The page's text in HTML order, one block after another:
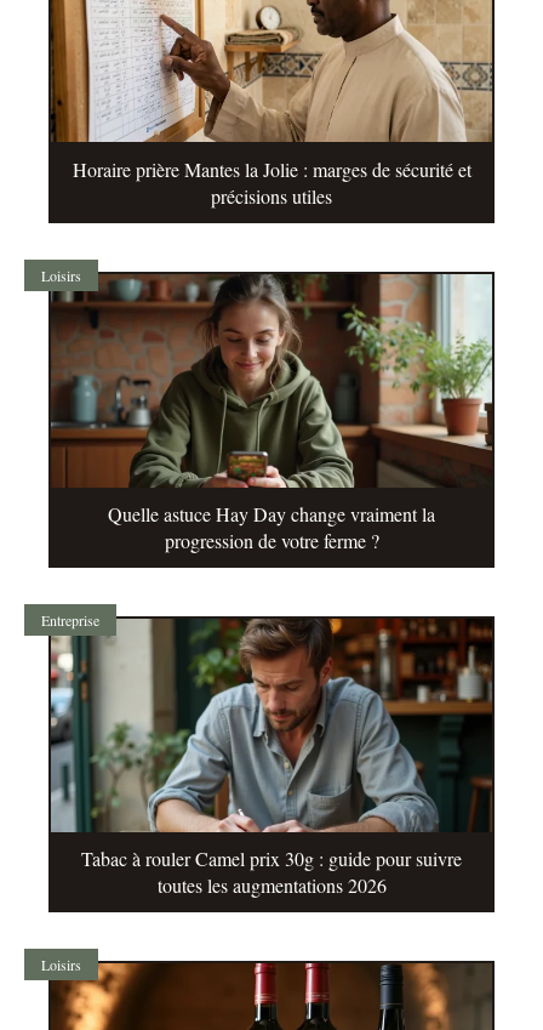
Horaire prière Mantes la Jolie : marges de sécurité et
précisions utiles
Loisirs
Quelle astuce Hay Day change vraiment la
progression de votre ferme ?
Entreprise
Tabac à rouler Camel prix 30g : guide pour suivre
toutes les augmentations 2026
Loisirs